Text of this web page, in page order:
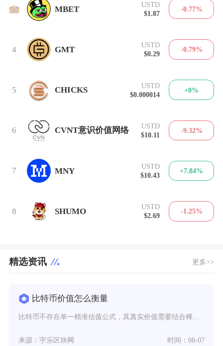
3 MBET
USTD
$1.87
-0.77%
4 GMT
USTD
$0.29
-0.79%
5 CHICKS
USTD
$0.000014
+0%
6 CVNT意识价值网络
USTD
$10.11
-9.32%
7 MNY
USTD
$10.43
+7.84%
8 SHUMO
USTD
$2.69
-1.25%
精选资讯 更多>>
比特币价值怎么衡量
来源：宇乐区块网 时间：08-07